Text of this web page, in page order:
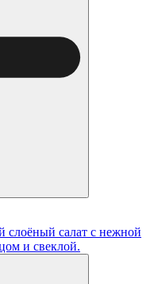
салат с нежной
и свеклой.